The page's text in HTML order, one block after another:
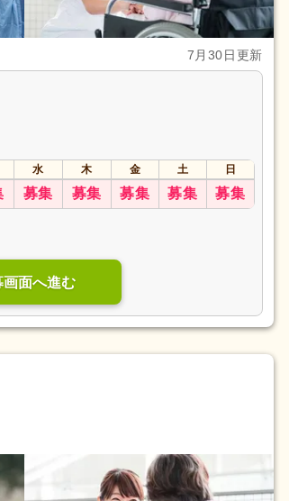
7月30日更新
水 木 金 土
日
募集 募集 募集 募集 募集
画面へ進む